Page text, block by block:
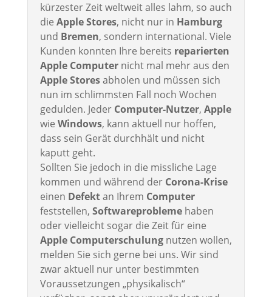
kürzester Zeit weltweit alles lahm, so auch
die Apple Stores, nicht nur in Hamburg
und Bremen, sondern international. Viele
Kunden konnten Ihre bereits reparierten
Apple Computernicht mal mehr aus den
Apple Storesabholen und müssen sich
nun im schlimmsten Fall noch Wochen
gedulden. Jeder Computer-Nutzer, Apple
wie Windows, kann aktuell nur hoffen,
dass sein Gerät durchhält und nicht
kaputt geht.
Sollten Sie jedoch in die missliche Lage
kommen und während der Corona-Krise
einen Defektan Ihrem Computer
feststellen, Softwareproblemehaben
oder vielleicht sogar die Zeit für eine
Apple Computerschulungnutzen wollen,
melden Sie sich gerne bei uns. Wir sind
zwar aktuell nur unter bestimmten
Voraussetzungen „physikalisch“